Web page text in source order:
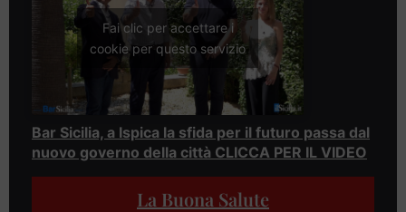
Fai clic per accettare i
cookie per questo servizio
Bar Sicilia, a Ispica la sfida per il futuro passa dal
nuovo governo della città CLICCA PER IL VIDEO
La Buona Salute